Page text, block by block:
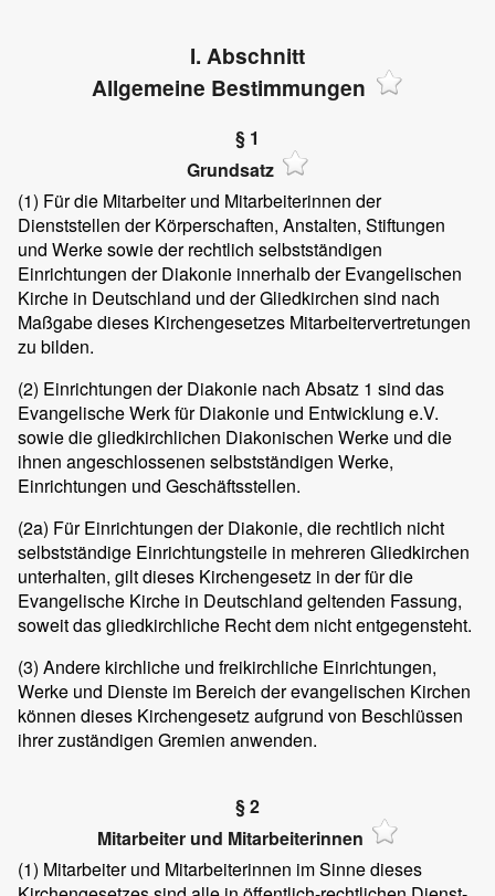
I. Abschnitt
Allgemeine Bestimmungen
§ 1
Grundsatz
(1) Für die Mitarbeiter und Mitarbeiterinnen der
Dienststellen der Körperschaften, Anstalten, Stiftungen
und Werke sowie der rechtlich selbstständigen
Einrichtungen der Diakonie innerhalb der Evangelischen
Kirche in Deutschland und der Gliedkirchen sind nach
Maßgabe dieses Kirchengesetzes Mitarbeitervertretungen
zu bilden.
(2) Einrichtungen der Diakonie nach Absatz 1 sind das
Evangelische Werk für Diakonie und Entwicklung e.V.
sowie die gliedkirchlichen Diakonischen Werke und die
ihnen angeschlossenen selbstständigen Werke,
Einrichtungen und Geschäftsstellen.
(2a) Für Einrichtungen der Diakonie, die rechtlich nicht
selbstständige Einrichtungsteile in mehreren Gliedkirchen
unterhalten, gilt dieses Kirchengesetz in der für die
Evangelische Kirche in Deutschland geltenden Fassung,
soweit das gliedkirchliche Recht dem nicht entgegensteht.
(3) Andere kirchliche und freikirchliche Einrichtungen,
Werke und Dienste im Bereich der evangelischen Kirchen
können dieses Kirchengesetz aufgrund von Beschlüssen
ihrer zuständigen Gremien anwenden.
§ 2
Mitarbeiter und Mitarbeiterinnen
(1) Mitarbeiter und Mitarbeiterinnen im Sinne dieses